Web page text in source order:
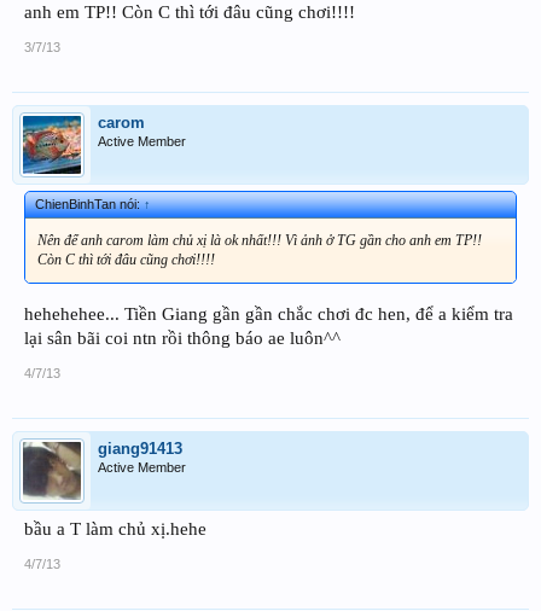
anh em TP!! Còn C thì tới đâu cũng chơi!!!!
3/7/13
carom
Active Member
ChienBinhTan nói:↑
Nên để anh carom làm chủ xị là ok nhất!!! Vì ảnh ở TG gần cho anh em TP!!
Còn C thì tới đâu cũng chơi!!!!
hehehehee... Tiền Giang gần gần chắc chơi đc hen, để a kiểm tra
lại sân bãi coi ntn rồi thông báo ae luôn^^
4/7/13
giang91413
Active Member
bầu a T làm chủ xị.hehe
4/7/13